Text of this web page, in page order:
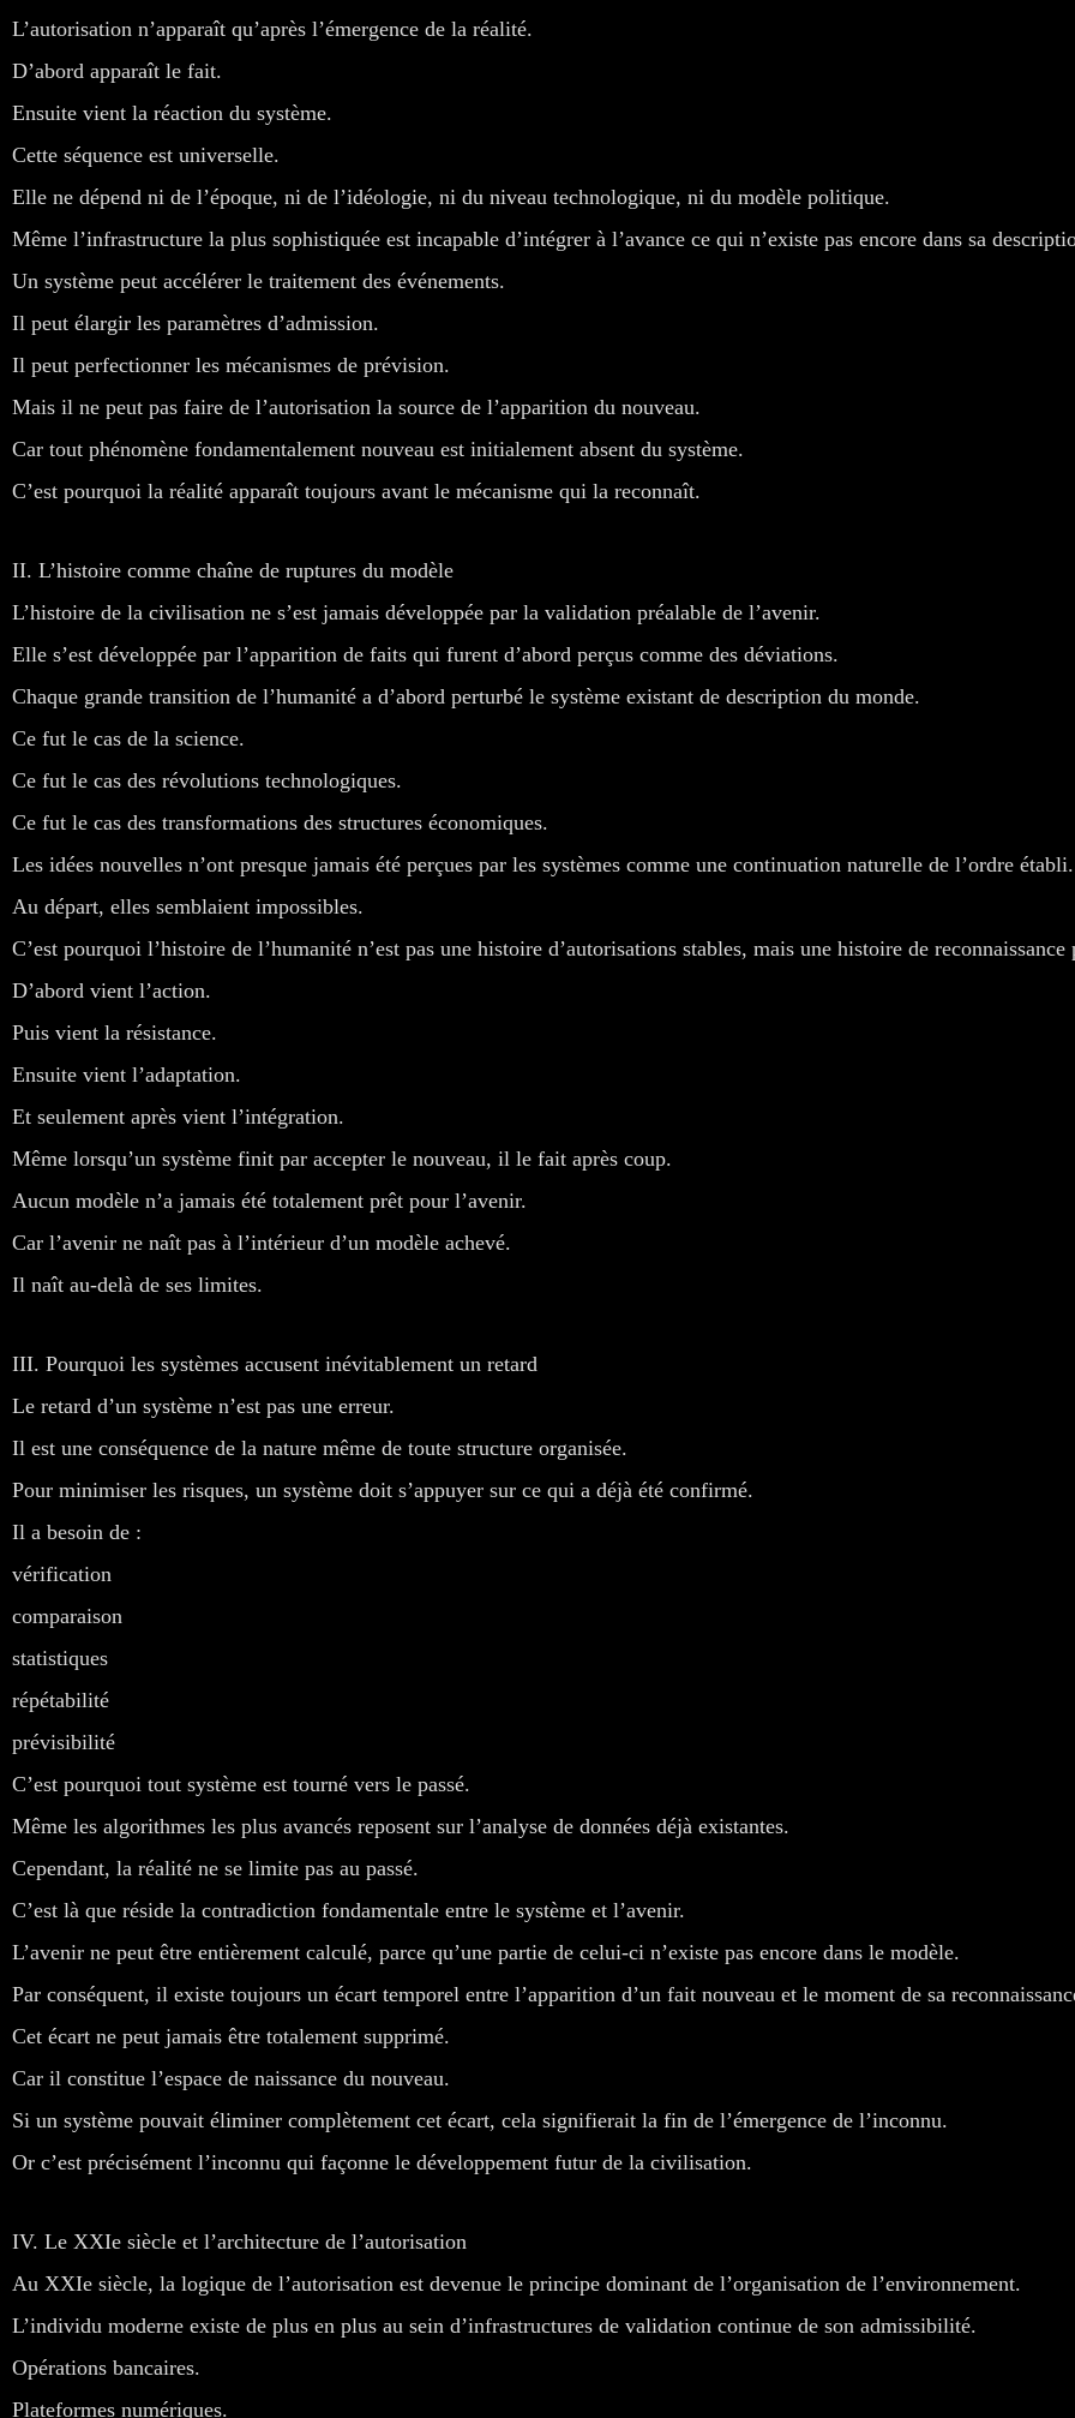
L’autorisation n’apparaît qu’après l’émergence de la réalité.
D’abord apparaît le fait.
Ensuite vient la réaction du système.
Cette séquence est universelle.
Elle ne dépend ni de l’époque, ni de l’idéologie, ni du niveau technologique, ni du modèle politique.
Même l’infrastructure la plus sophistiquée est incapable d’intégrer à l’avance ce qui n’existe pas encore dans sa
Un système peut accélérer le traitement des événements.
Il peut élargir les paramètres d’admission.
Il peut perfectionner les mécanismes de prévision.
Mais il ne peut pas faire de l’autorisation la source de l’apparition du nouveau.
Car tout phénomène fondamentalement nouveau est initialement absent du système.
C’est pourquoi la réalité apparaît toujours avant le mécanisme qui la reconnaît.
II. L’histoire comme chaîne de ruptures du modèle
L’histoire de la civilisation ne s’est jamais développée par la validation préalable de l’avenir.
Elle s’est développée par l’apparition de faits qui furent d’abord perçus comme des déviations.
Chaque grande transition de l’humanité a d’abord perturbé le système existant de description du monde.
Ce fut le cas de la science.
Ce fut le cas des révolutions technologiques.
Ce fut le cas des transformations des structures économiques.
Les idées nouvelles n’ont presque jamais été perçues par les systèmes comme une continuation naturelle de l’ordre établi.
Au départ, elles semblaient impossibles.
C’est pourquoi l’histoire de l’humanité n’est pas une histoire d’autorisations stables, mais une histoire de
D’abord vient l’action.
Puis vient la résistance.
Ensuite vient l’adaptation.
Et seulement après vient l’intégration.
Même lorsqu’un système finit par accepter le nouveau, il le fait après coup.
Aucun modèle n’a jamais été totalement prêt pour l’avenir.
Car l’avenir ne naît pas à l’intérieur d’un modèle achevé.
Il naît au-delà de ses limites.
III. Pourquoi les systèmes accusent inévitablement un retard
Le retard d’un système n’est pas une erreur.
Il est une conséquence de la nature même de toute structure organisée.
Pour minimiser les risques, un système doit s’appuyer sur ce qui a déjà été confirmé.
Il a besoin de :
vérification
comparaison
statistiques
répétabilité
prévisibilité
C’est pourquoi tout système est tourné vers le passé.
Même les algorithmes les plus avancés reposent sur l’analyse de données déjà existantes.
Cependant, la réalité ne se limite pas au passé.
C’est là que réside la contradiction fondamentale entre le système et l’avenir.
L’avenir ne peut être entièrement calculé, parce qu’une partie de celui-ci n’existe pas encore dans le modèle.
Par conséquent, il existe toujours un écart temporel entre l’apparition d’un fait nouveau et le moment de sa
Cet écart ne peut jamais être totalement supprimé.
Car il constitue l’espace de naissance du nouveau.
Si un système pouvait éliminer complètement cet écart, cela signifierait la fin de l’émergence de l’inconnu.
Or c’est précisément l’inconnu qui façonne le développement futur de la civilisation.
IV. Le XXIe siècle et l’architecture de l’autorisation
Au XXIe siècle, la logique de l’autorisation est devenue le principe dominant de l’organisation de l’environnement.
L’individu moderne existe de plus en plus au sein d’infrastructures de validation continue de son admissibilité.
Opérations bancaires.
Plateformes numériques.